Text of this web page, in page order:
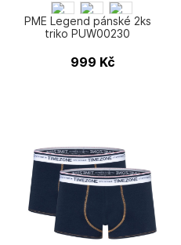
PME Legend pánské 2ks
triko PUW00230
999 Kč